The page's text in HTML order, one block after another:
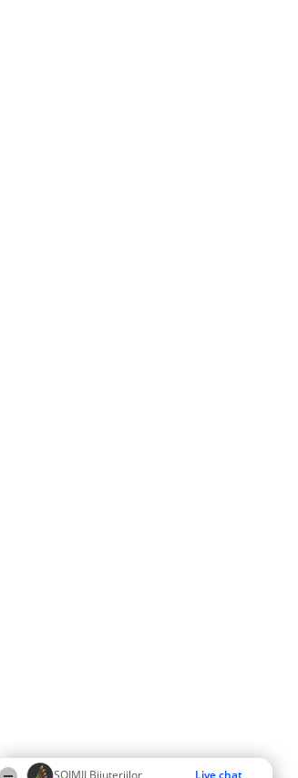
ŞOIMII Bijuteriilor Live chat